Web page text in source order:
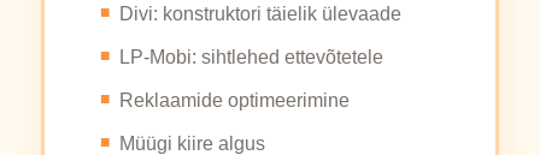
Divi: konstruktori täielik ülevaade
LP-Mobi: sihtlehed ettevõtetele
Reklaamide optimeerimine
Müügi kiire algus